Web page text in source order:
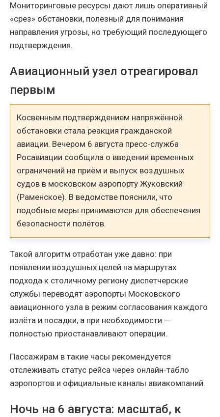
Мониторинговые ресурсы дают лишь оперативный
«срез» обстановки, полезный для понимания
направления угрозы, но требующий последующего
подтверждения.
Авиационный узел отреагировал
первым
Косвенным подтверждением напряжённой
обстановки стала реакция гражданской
авиации. Вечером 6 августа пресс-служба
Росавиации сообщила о введении временных
ограничений на приём и выпуск воздушных
судов в московском аэропорту Жуковский
(Раменское). В ведомстве пояснили, что
подобные меры принимаются для обеспечения
безопасности полётов.
Такой алгоритм отработан уже давно: при
появлении воздушных целей на маршрутах
подхода к столичному региону диспетчерские
службы переводят аэропорты Московского
авиационного узла в режим согласования каждого
взлёта и посадки, а при необходимости —
полностью приостанавливают операции.
Пассажирам в такие часы рекомендуется
отслеживать статус рейса через онлайн-табло
аэропортов и официальные каналы авиакомпаний.
Ночь на 6 августа: масштаб, к